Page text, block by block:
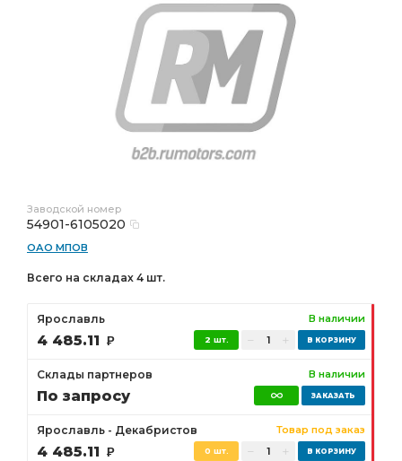
Заводской номер
54901-6105020
ОАО МПОВ
Всего на складах 4 шт.
Ярославль В наличии
4 485.11 Р 2 шт.
Склады партнеров В наличии
По запросу
Ярославль - Декабристов Товар под заказ
4 485.11 Р 0 шт.